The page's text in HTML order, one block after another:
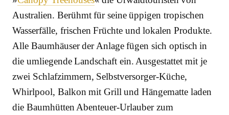
Australien. Berühmt für seine üppigen tropischen
Wasserfälle, frischen Früchte und lokalen Produkte.
Alle Baumhäuser der Anlage fügen sich optisch in
die umliegende Landschaft ein. Ausgestattet mit je
zwei Schlafzimmern, Selbstversorger-Küche,
Whirlpool, Balkon mit Grill und Hängematte laden
die Baumhütten Abenteuer-Urlauber zum